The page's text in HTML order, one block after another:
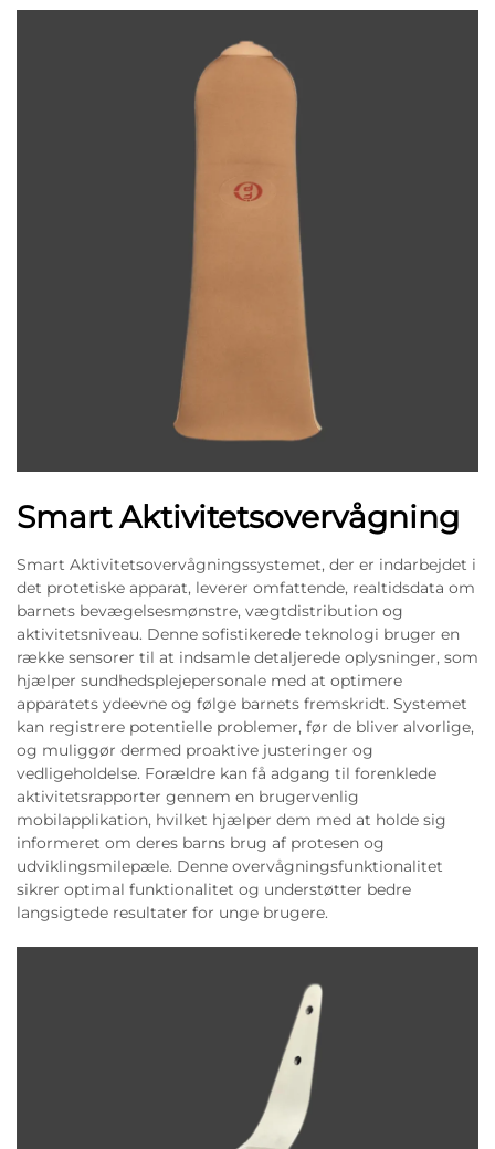
Smart Aktivitetsovervågning
Smart Aktivitetsovervågningssystemet, der er indarbejdet i
det protetiske apparat, leverer omfattende, realtidsdata om
barnets bevægelsesmønstre, vægtdistribution og
aktivitetsniveau. Denne sofistikerede teknologi bruger en
række sensorer til at indsamle detaljerede oplysninger, som
hjælper sundhedsplejepersonale med at optimere
apparatets ydeevne og følge barnets fremskridt. Systemet
kan registrere potentielle problemer, før de bliver alvorlige,
og muliggør dermed proaktive justeringer og
vedligeholdelse. Forældre kan få adgang til forenklede
aktivitetsrapporter gennem en brugervenlig
mobilapplikation, hvilket hjælper dem med at holde sig
informeret om deres barns brug af protesen og
udviklingsmilepæle. Denne overvågningsfunktionalitet
sikrer optimal funktionalitet og understøtter bedre
langsigtede resultater for unge brugere.